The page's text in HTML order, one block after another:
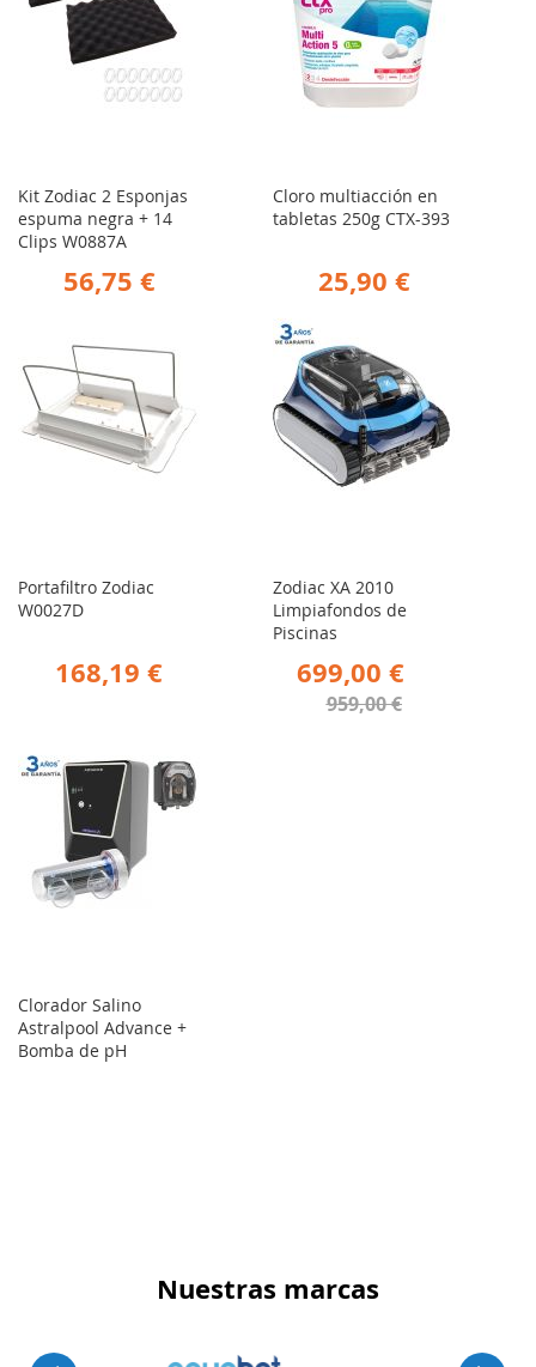
Kit Zodiac 2 Esponjas
espuma negra + 14
Clips W0887A
56,75 €
Cloro multiacción en
tabletas 250g CTX-393
25,90 €
Portafiltro Zodiac
W0027D
168,19 €
Zodiac XA 2010
Limpiafondos de
Piscinas
699,00 €
959,00 €
Clorador Salino
Astralpool Advance +
Bomba de pH
Nuestras marcas